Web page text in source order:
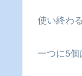
使い終わ
一つに5個